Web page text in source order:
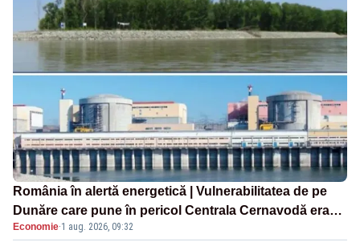
România în alertă energetică | Vulnerabilitatea de pe
Dunăre care pune în pericol Centrala Cernavodă era
cunoscută de pe vremea lui Ceaușescu
Economie·1 aug. 2026, 09:32